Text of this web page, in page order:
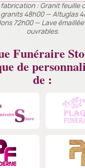
fabrication : Granit feuille
48h00 — Altuglas
72h00 — Lave
ouvrables.
Funéraire
de
de :